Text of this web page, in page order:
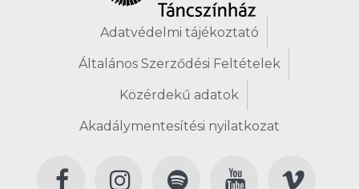
Adatvédelmi tájékoztató
Általános Szerződési Feltételek
Közérdekű adatok
Akadálymentesítési nyilatkozat